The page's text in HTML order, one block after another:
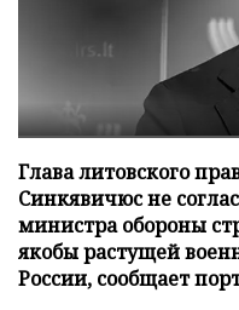
Глава литовского
Синкявичюс не
министра обороны
якобы растущей
России, сообщает